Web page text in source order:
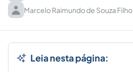
Marcelo Raimundo de Souza Filho
Leia nesta página: